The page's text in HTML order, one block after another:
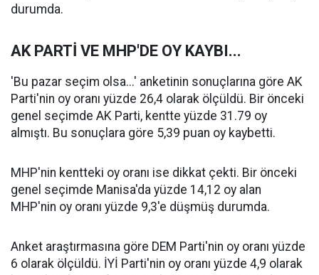
durumda.
AK PARTİ VE MHP'DE OY KAYBI...
'Bu pazar seçim olsa...' anketinin sonuçlarına göre AK
Parti'nin oy oranı yüzde 26,4 olarak ölçüldü. Bir önceki
genel seçimde AK Parti, kentte yüzde 31.79 oy
almıştı. Bu sonuçlara göre 5,39 puan oy kaybetti.
MHP'nin kentteki oy oranı ise dikkat çekti. Bir önceki
genel seçimde Manisa'da yüzde 14,12 oy alan
MHP'nin oy oranı yüzde 9,3'e düşmüş durumda.
Anket araştırmasına göre DEM Parti'nin oy oranı yüzde
6 olarak ölçüldü. İYİ Parti'nin oy oranı yüzde 4,9 olarak